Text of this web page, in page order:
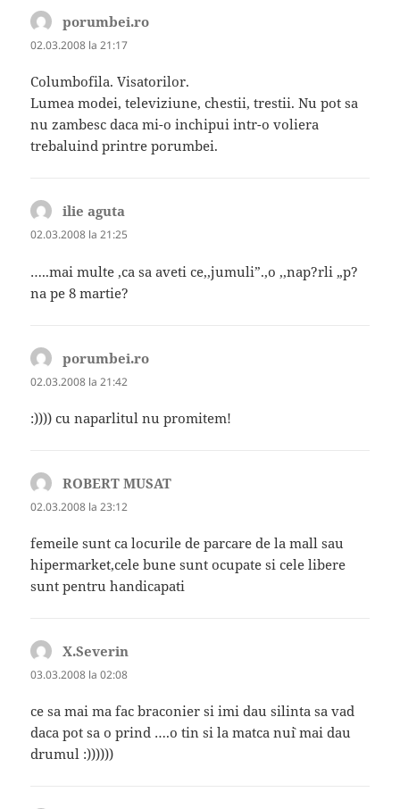
porumbei.ro
02.03.2008 la 21:17
Columbofila. Visatorilor.
Lumea modei, televiziune, chestii, trestii. Nu pot sa
nu zambesc daca mi-o inchipui intr-o voliera
trebaluind printre porumbei.
ilie aguta
02.03.2008 la 21:25
…..mai multe ,ca sa aveti ce,,jumuli”.,o ,,nap?rli „p?
na pe 8 martie?
porumbei.ro
02.03.2008 la 21:42
:)))) cu naparlitul nu promitem!
ROBERT MUSAT
02.03.2008 la 23:12
femeile sunt ca locurile de parcare de la mall sau
hipermarket,cele bune sunt ocupate si cele libere
sunt pentru handicapati
X.Severin
03.03.2008 la 02:08
ce sa mai ma fac braconier si imi dau silinta sa vad
daca pot sa o prind ….o tin si la matca nu`i mai dau
drumul :))))))